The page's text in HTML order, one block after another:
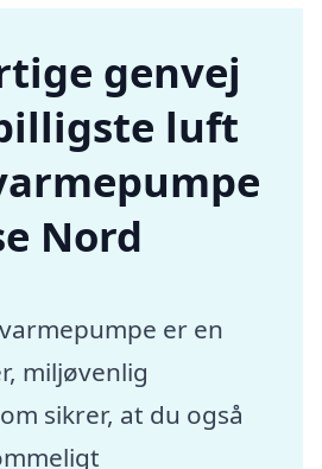
genvej
luft
Nord
er en
miljøvenlig
sikrer, at du også